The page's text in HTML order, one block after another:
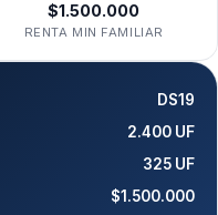
$1.500.000
RENTA MIN FAMILIAR
DS19
2.400 UF
325 UF
$1.500.000